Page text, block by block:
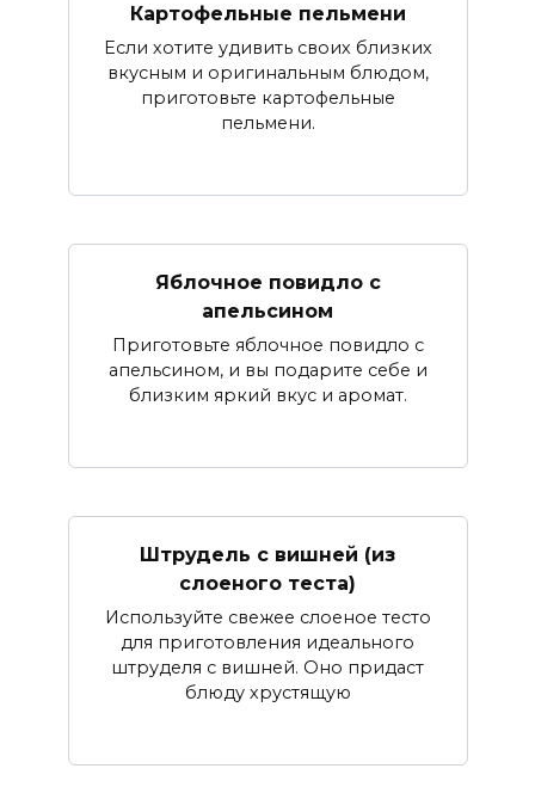
Картофельные пельмени
Если хотите удивить своих близких
вкусным и оригинальным блюдом,
приготовьте картофельные
пельмени.
Яблочное повидло с
апельсином
Приготовьте яблочное повидло с
апельсином, и вы подарите себе и
близким яркий вкус и аромат.
Штрудель с вишней (из
слоеного теста)
Используйте свежее слоеное тесто
для приготовления идеального
штруделя с вишней. Оно придаст
блюду хрустящую